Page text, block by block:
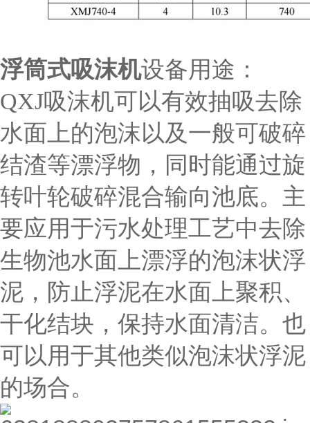
浮筒式吸沫机设备用途：
QXJ吸沫机可以有效抽吸去除
水面上的泡沫以及一般可破碎
结渣等漂浮物，同时能通过旋
转叶轮破碎混合输向池底。主
要应用于污水处理工艺中去除
生物池水面上漂浮的泡沫状浮
泥，防止浮泥在水面上聚积、
干化结块，保持水面清洁。也
可以用于其他类似泡沫状浮泥
的场合。